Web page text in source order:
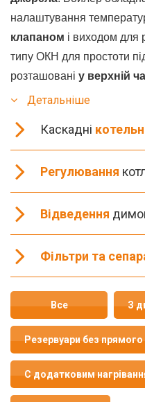
налаштування
клапаном і виходом для
типу ОКН для простоти
розташовані у верхній
Детальніше
Каскадні
Регулювання
Відведення
Фільтри та
Все З
Резервуари без прямого
C додатковим